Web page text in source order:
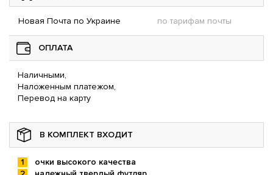
Новая Почта по Украине по тарифам почты
ОПЛАТА
Наличными,
Наложенным платежом,
Перевод на карту
В КОМПЛЕКТ ВХОДИТ
очки высокого качества